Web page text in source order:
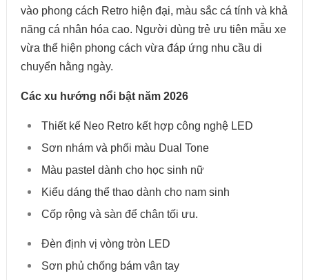
vào phong cách Retro hiện đại, màu sắc cá tính và khả
năng cá nhân hóa cao. Người dùng trẻ ưu tiên mẫu xe
vừa thể hiện phong cách vừa đáp ứng nhu cầu di
chuyển hằng ngày.
Các xu hướng nổi bật năm 2026
Thiết kế Neo Retro kết hợp công nghệ LED
Sơn nhám và phối màu Dual Tone
Màu pastel dành cho học sinh nữ
Kiểu dáng thể thao dành cho nam sinh
Cốp rộng và sàn để chân tối ưu.
Đèn định vị vòng tròn LED
Sơn phủ chống bám vân tay